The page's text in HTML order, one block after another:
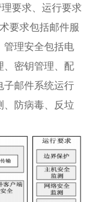
要求、运行要求
要求包括邮件服
管理安全包括电
、密钥管理、配
子邮件系统运行
、防病毒、反垃